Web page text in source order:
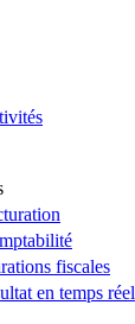
fiscales
en temps réel